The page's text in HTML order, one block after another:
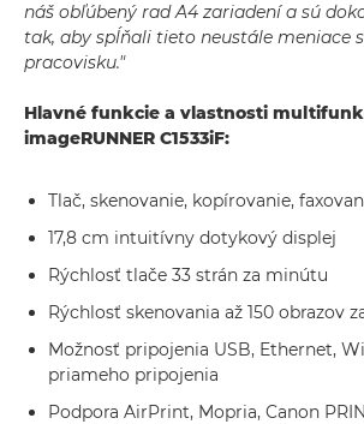
náš obľúbený rad A4 zariadení a sú
tak, aby spĺňali tieto neustále meniace
pracovisku."
Hlavné funkcie a vlastnosti
imageRUNNER C1533iF:
Tlač, skenovanie, kopírovanie,
17,8 cm intuitívny dotykový displej
Rýchlosť tlače 33 strán za minútu
Rýchlosť skenovania až 150 obrazov
Možnosť pripojenia USB, Ethernet,
priameho pripojenia
Podpora AirPrint, Mopria, Canon